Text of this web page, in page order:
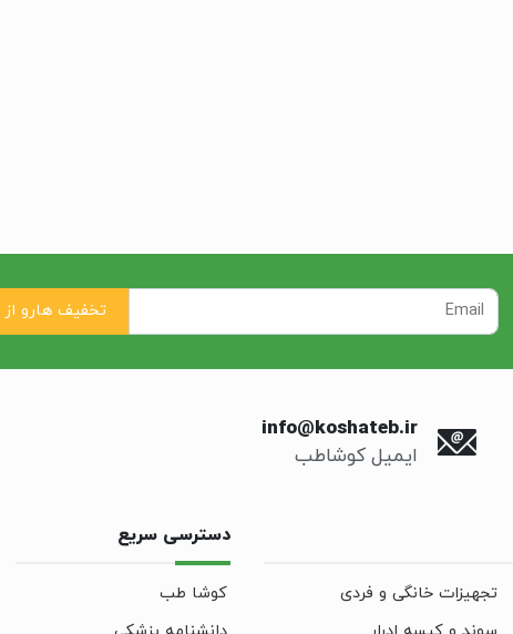
info@koshateb.ir
ایمیل کوشاطب
تجهیزات خانگی و فردی
دسترسی سریع
کوشا طب